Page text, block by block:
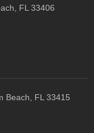
FL 33406
Beach, FL 33415